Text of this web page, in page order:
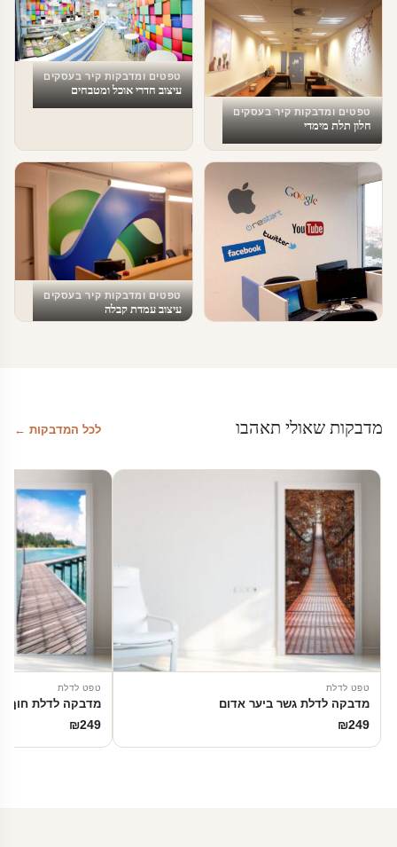
טפטים ומדבקות קיר בעסקים
חלון תלת מימדי
טפטים ומדבקות קיר בעסקים
עיצוב חדרי אוכל ומטבחים
טפטים ומדבקות קיר בעסקים
עיצוב עמדת קבלה
מדבקות שאולי תאהבו לכל המדבקות ←
טפט לדלת
מדבקה לדלת גשר ביער אדום
₪249
טפט לדלת
מדבקה לדלת חוף
₪249